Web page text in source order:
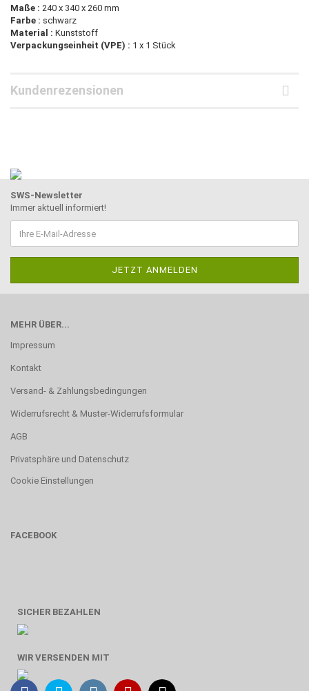
Maße : 240 x 340 x 260 mm
Farbe : schwarz
Material : Kunststoff
Verpackungseinheit (VPE) : 1 x 1 Stück
Kundenrezensionen
SWS-Newsletter
Immer aktuell informiert!
MEHR ÜBER...
Impressum
Kontakt
Versand- & Zahlungsbedingungen
Widerrufsrecht & Muster-Widerrufsformular
AGB
Privatsphäre und Datenschutz
Cookie Einstellungen
FACEBOOK
SICHER BEZAHLEN
WIR VERSENDEN MIT